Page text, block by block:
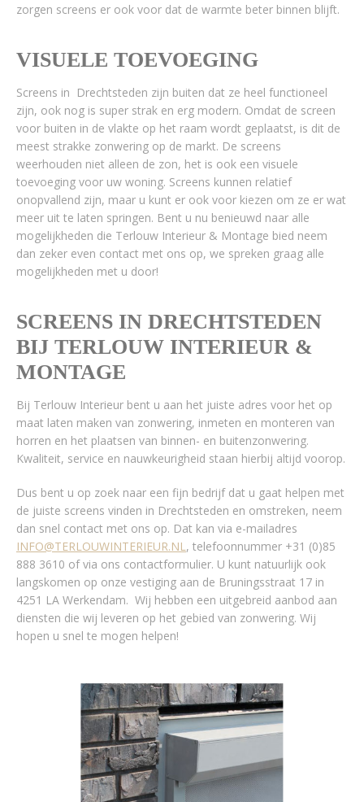
zorgen screens er ook voor dat de warmte beter binnen blijft.
VISUELE TOEVOEGING
Screens in Drechtsteden zijn buiten dat ze heel functioneel
zijn, ook nog is super strak en erg modern. Omdat de screen
voor buiten in de vlakte op het raam wordt geplaatst, is dit de
meest strakke zonwering op de markt. De screens
weerhouden niet alleen de zon, het is ook een visuele
toevoeging voor uw woning. Screens kunnen relatief
onopvallend zijn, maar u kunt er ook voor kiezen om ze er wat
meer uit te laten springen. Bent u nu benieuwd naar alle
mogelijkheden die Terlouw Interieur & Montage bied neem
dan zeker even contact met ons op, we spreken graag alle
mogelijkheden met u door!
SCREENS IN DRECHTSTEDEN
BIJ TERLOUW INTERIEUR &
MONTAGE
Bij Terlouw Interieur bent u aan het juiste adres voor het op
maat laten maken van zonwering, inmeten en monteren van
horren en het plaatsen van binnen- en buitenzonwering.
Kwaliteit, service en nauwkeurigheid staan hierbij altijd voorop.
Dus bent u op zoek naar een fijn bedrijf dat u gaat helpen met
de juiste screens vinden in Drechtsteden en omstreken, neem
dan snel contact met ons op. Dat kan via e-mailadres
INFO@TERLOUWINTERIEUR.NL, telefoonnummer +31 (0)85
888 3610 of via ons contactformulier. U kunt natuurlijk ook
langskomen op onze vestiging aan de Bruningsstraat 17 in
4251 LA Werkendam. Wij hebben een uitgebreid aanbod aan
diensten die wij leveren op het gebied van zonwering. Wij
hopen u snel te mogen helpen!